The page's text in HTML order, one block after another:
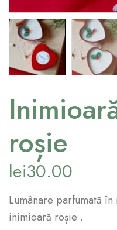
roșie
lei30.00
Lumânare parfumată
inimioară roșie .